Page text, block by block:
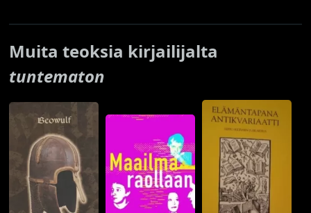
Muita teoksia kirjailijalta
tuntematon